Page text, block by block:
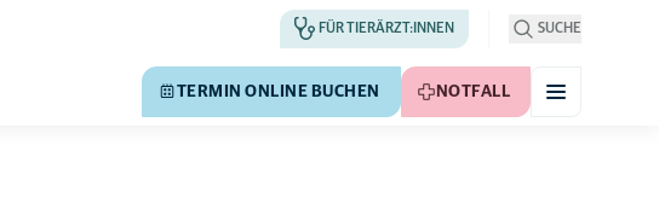
FÜR TIERÄRZT:INNEN SUCHE
TERMIN ONLINE BUCHEN NOTFALL